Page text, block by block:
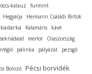
kalauz furmint
Hegyalja
Heimann Családi Birtok
kadarka Kalamáris
kávé
merlot Olaszország
pálinka pályázat pezsgő
Borozó Pécsi borvidék